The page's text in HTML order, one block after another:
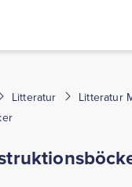
Litteratur Litteratur